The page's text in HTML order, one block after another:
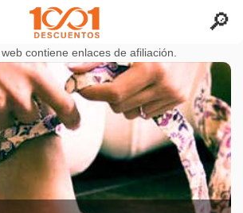
web contiene enlaces de afiliación.